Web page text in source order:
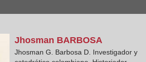
Jhosman BARBOSA
Jhosman G. Barbosa D. Investigador y